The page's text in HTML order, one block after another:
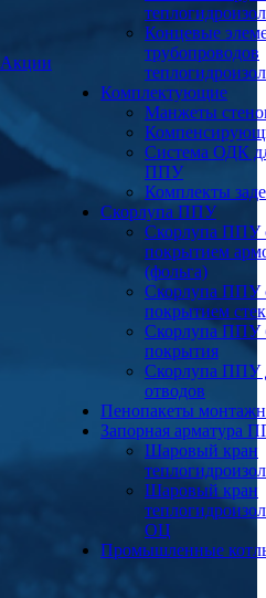
Акции
Концевые
трубопроводов
Комплектующие
Манжеты
Система ОДК
ППУ
Комплекты
Скорлупа ППУ
Скорлупа ППУ
покрытием
(фольга)
Скорлупа ППУ
покрытием
Скорлупа ППУ
покрытия
Скорлупа ППУ
отводов
Пенопакеты
Запорная арматура
Шаровый кран
Шаровый кран
ОЦ
Промышленные